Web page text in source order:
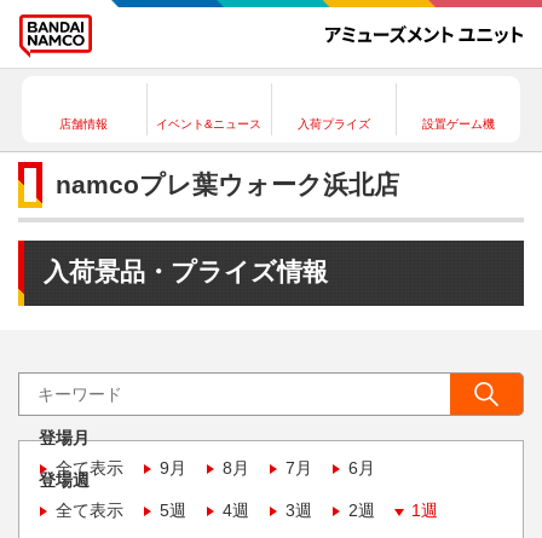
店舗情報 イベント&ニュース 入荷プライズ 設置ゲーム機
namcoプレ葉ウォーク浜北店
入荷景品・プライズ情報
登場月
全て表示
9月 8月 7月 6月
登場週
全て表示
5週 4週 3週 2週 1週